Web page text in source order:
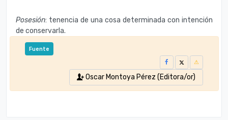
Posesión: tenencia de una cosa determinada con intención
de conservarla.
Fuente
Oscar Montoya Pérez (Editora/or)